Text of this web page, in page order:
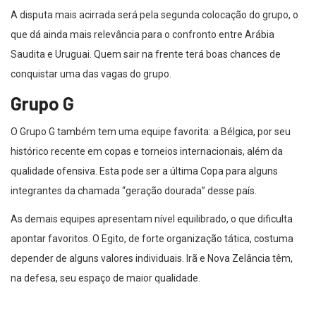
A disputa mais acirrada será pela segunda colocação do grupo, o
que dá ainda mais relevância para o confronto entre Arábia
Saudita e Uruguai. Quem sair na frente terá boas chances de
conquistar uma das vagas do grupo.
Grupo G
O Grupo G também tem uma equipe favorita: a Bélgica, por seu
histórico recente em copas e torneios internacionais, além da
qualidade ofensiva. Esta pode ser a última Copa para alguns
integrantes da chamada “geração dourada” desse país.
As demais equipes apresentam nível equilibrado, o que dificulta
apontar favoritos. O Egito, de forte organização tática, costuma
depender de alguns valores individuais. Irã e Nova Zelância têm,
na defesa, seu espaço de maior qualidade.